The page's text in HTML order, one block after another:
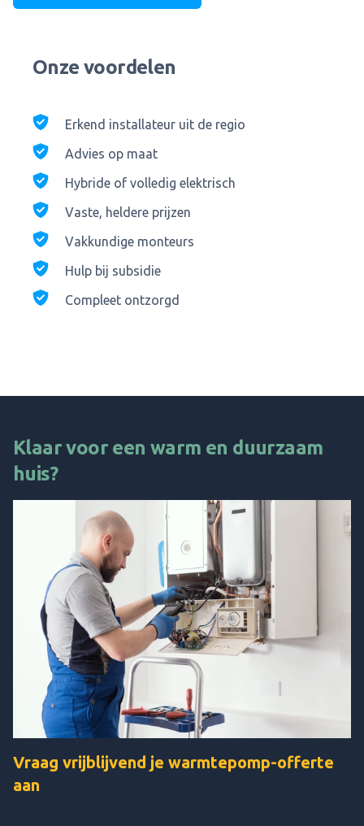
Onze voordelen
Erkend installateur uit de regio
Advies op maat
Hybride of volledig elektrisch
Vaste, heldere prijzen
Vakkundige monteurs
Hulp bij subsidie
Compleet ontzorgd
Klaar voor een warm en duurzaam
huis?
Vraag vrijblijvend je warmtepomp-offerte
aan